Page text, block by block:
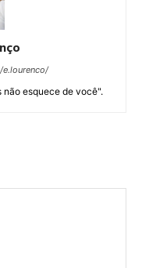
não esquece de você".